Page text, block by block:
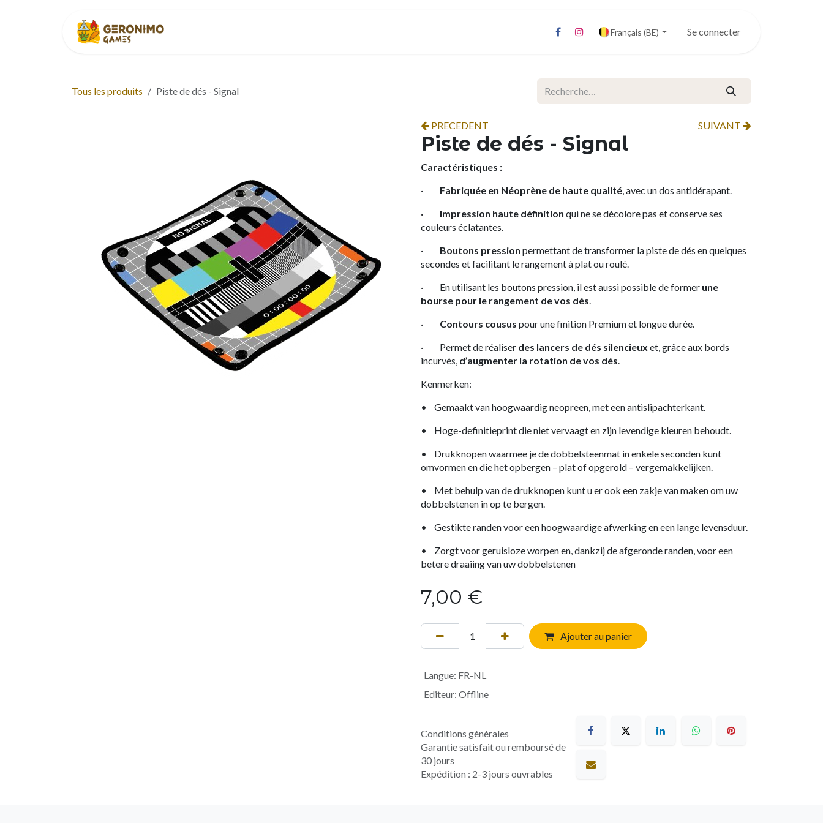
Français (BE) Se connecter
Tous les produits Piste de dés - Signal
PRECEDENT SUIVANT
Piste de dés - Signal
Caractéristiques :
· Fabriquée en Néoprène de haute qualité, avec un dos antidérapant.
· Impression haute définition qui ne se décolore pas et conserve ses
couleurs éclatantes.
· Boutons pression permettant de transformer la piste de dés en quelques
secondes et facilitant le rangement à plat ou roulé.
· En utilisant les boutons pression, il est aussi possible de former une
bourse pour le rangement de vos dés.
· Contours cousus pour une finition Premium et longue durée.
· Permet de réaliser des lancers de dés silencieux et, grâce aux bords
incurvés, d’augmenter la rotation de vos dés.
Kenmerken:
• Gemaakt van hoogwaardig neopreen, met een antislipachterkant.
• Hoge-definitieprint die niet vervaagt en zijn levendige kleuren behoudt.
• Drukknopen waarmee je de dobbelsteenmat in enkele seconden kunt
omvormen en die het opbergen – plat of opgerold – vergemakkelijken.
• Met behulp van de drukknopen kunt u er ook een zakje van maken om uw
dobbelstenen in op te bergen.
• Gestikte randen voor een hoogwaardige afwerking en een lange levensduur.
• Zorgt voor geruisloze worpen en, dankzij de afgeronde randen, voor een
betere draaiing van uw dobbelstenen
7,00 €
Ajouter au panier
Langue: FR-NL
Editeur: Offline
Conditions générales
Garantie satisfait ou remboursé de
30 jours
Expédition : 2-3 jours ouvrables